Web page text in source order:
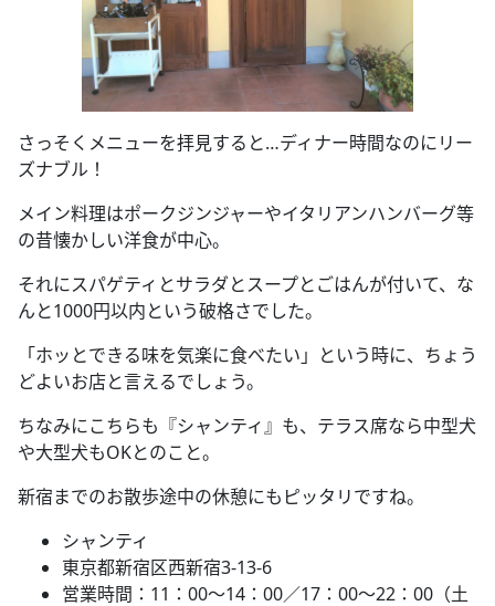
さっそくメニューを拝見すると…ディナー時間なのにリー
ズナブル！
メイン料理はポークジンジャーやイタリアンハンバーグ等
の昔懐かしい洋食が中心。
それにスパゲティとサラダとスープとごはんが付いて、な
んと1000円以内という破格さでした。
「ホッとできる味を気楽に食べたい」という時に、ちょう
どよいお店と言えるでしょう。
ちなみにこちらも『シャンティ』も、テラス席なら中型犬
や大型犬もOKとのこと。
新宿までのお散歩途中の休憩にもピッタリですね。
シャンティ
東京都新宿区西新宿3-13-6
営業時間：11：00～14：00／17：00～22：00（土